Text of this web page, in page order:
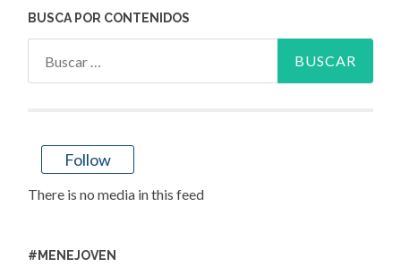
BUSCA POR CONTENIDOS
Follow
There is no media in this feed
#MENEJOVEN